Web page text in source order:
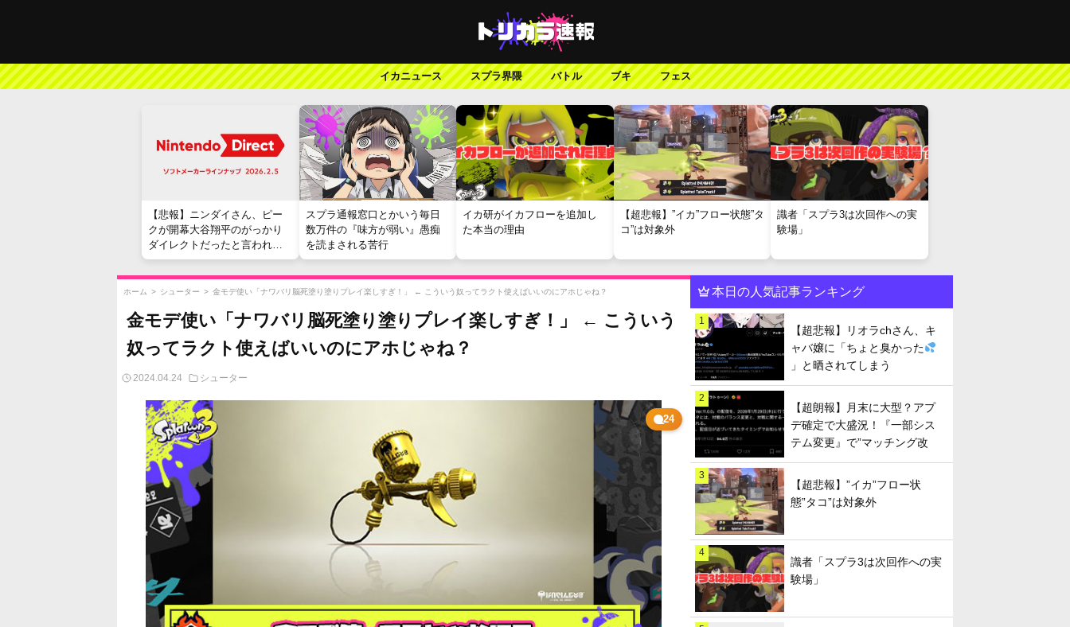
イカニュース スプラ界隈 バトル ブキ フェス
【悲報】ニンダイさん、ピー
クが開幕大谷翔平のがっかり
ダイレクトだったと言われて
しまう
スプラ通報窓口とかいう毎日
数万件の『味方が弱い』愚痴
を読まされる苦行
イカ研がイカフローを追加し
た本当の理由
【超悲報】”イカ”フロー状態”タ
コ”は対象外
識者「スプラ3は次回作への実
験場」
ホーム > シューター > 金モデ使い「ナワバリ脳死塗り塗りプレイ楽しすぎ！」 ← こういう奴ってラクト使えばいいのにアホじゃね？
金モデ使い「ナワバリ脳死塗り塗りプレイ楽しすぎ！」 ← こういう
奴ってラクト使えばいいのにアホじゃね？
2024.04.24 シューター
24
本日の人気記事ランキング
1
【超悲報】リオラchさん、キ
ャバ嬢に「ちょと臭かった
」と晒されてしまう
2
【超朗報】月末に大型？アプ
デ確定で大盛況！『一部シス
テム変更』で”マッチング改
善”への期待が高まる
3
【超悲報】”イカ”フロー状
態”タコ”は対象外
4
識者「スプラ3は次回作への実
験場」